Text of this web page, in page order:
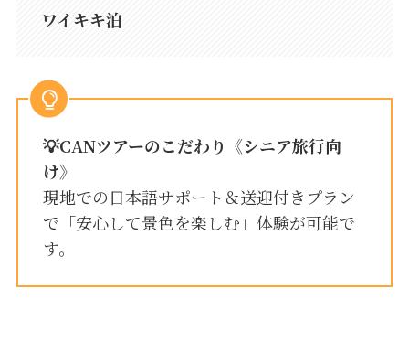
ワイキキ泊
💡CANツアーのこだわり 《シニア旅行向
け》
現地での日本語サポート＆送迎付きプラン
で「安心して景色を楽しむ」体験が可能で
す。